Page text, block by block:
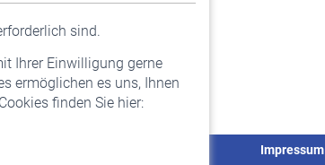
sind.
Ihrer Einwilligung gerne
ermöglichen es uns, Ihnen
finden Sie hier:
Impressum